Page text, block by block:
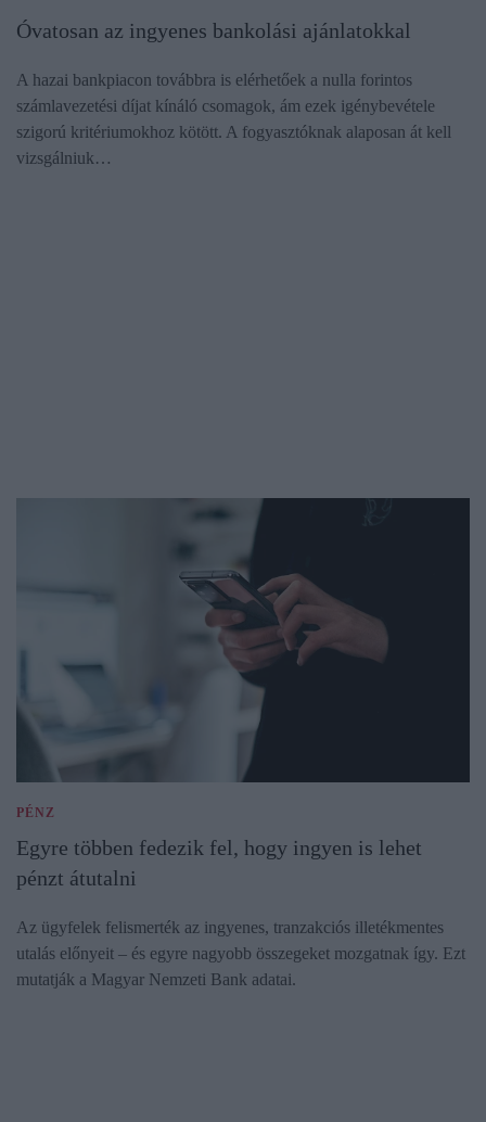
Óvatosan az ingyenes bankolási ajánlatokkal
A hazai bankpiacon továbbra is elérhetőek a nulla forintos
számlavezetési díjat kínáló csomagok, ám ezek igénybevétele
szigorú kritériumokhoz kötött. A fogyasztóknak alaposan át kell
vizsgálniuk…
PÉNZ
Egyre többen fedezik fel, hogy ingyen is lehet
pénzt átutalni
Az ügyfelek felismerték az ingyenes, tranzakciós illetékmentes
utalás előnyeit – és egyre nagyobb összegeket mozgatnak így. Ezt
mutatják a Magyar Nemzeti Bank adatai.